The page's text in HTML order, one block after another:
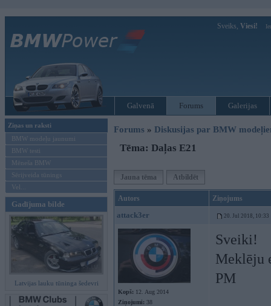
Sveiks, Viesi!
Galvenā Forums Galerijas
Ziņas un raksti
BMW modeļu jaunumi
BMW testi
Mēneša BMW
Sērijveida tūnings
Vel...
Gadījuma bilde
Latvijas lauku tūninga šedevri
Forums » Diskusijas par BMW
Tēma: Daļas E21
Jauna tēma Atbildēt
Autors Ziņojums
attack3er 20. Jul 2018, 10:33
Kopš: 12. Aug 2014
Ziņojumi: 38
Sveiki!
Meklēju
PM